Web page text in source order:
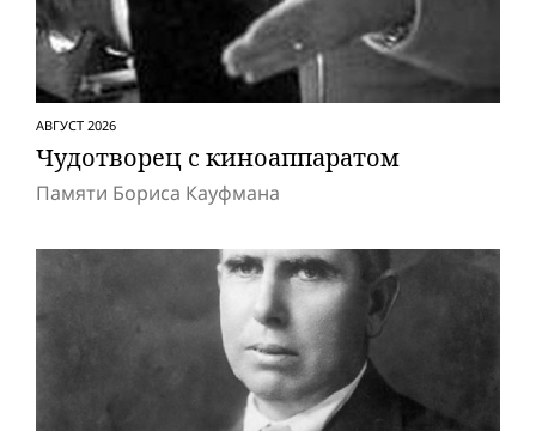
АВГУСТ 2026
Чудотворец с киноаппаратом
Памяти Бориса Кауфмана